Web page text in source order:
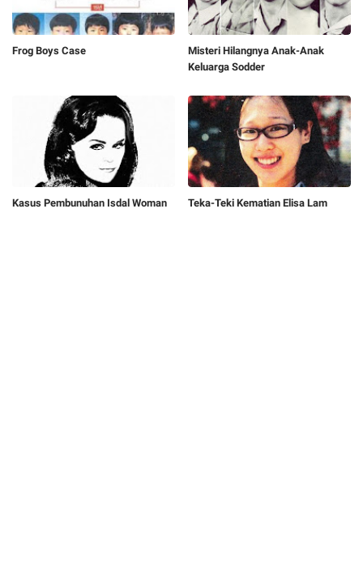
Frog Boys Case
Misteri Hilangnya Anak-Anak
Keluarga Sodder
Kasus Pembunuhan Isdal Woman Teka-Teki Kematian Elisa Lam